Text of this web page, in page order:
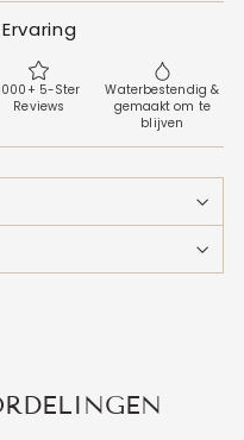
5-Ster
Reviews
Waterbestendig &
gemaakt om te
blijven